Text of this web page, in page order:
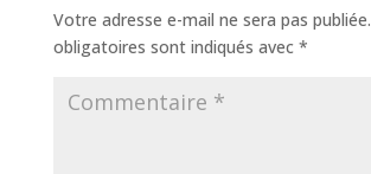
Votre adresse e-mail ne sera pas publiée.
obligatoires sont indiqués avec *